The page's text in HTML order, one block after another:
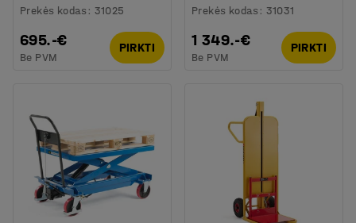
Prekės kodas : 31025
695.-€
Be PVM
PIRKTI
Prekės kodas : 31031
1 349.-€
Be PVM
PIRKTI